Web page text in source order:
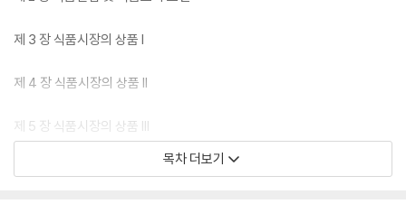
제 3 장 식품시장의 상품 I
제 4 장 식품시장의 상품 II
제 5 장 식품시장의 상품 III
제 6 장 식품표시제 및 품질인증
목차 더보기